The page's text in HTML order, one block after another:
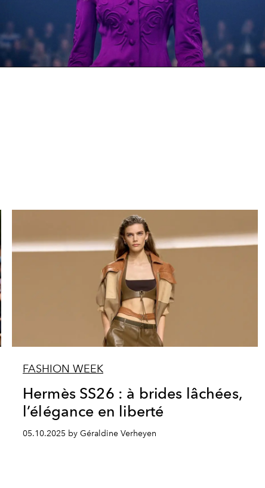
Video
FASHION WEEK
Hermès SS26 : à brides lâchées,
l’élégance en liberté
05.10.2025 by Géraldine Verheyen